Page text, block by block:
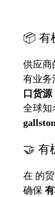
📦 有
供应商
有业务
口货源
全球知
🤝 有
在 的
确保